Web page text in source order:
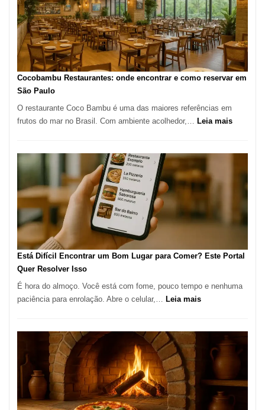
em
São
Paulo:
Um
Guia
Definitivo
para
Alta
Gastronomia
Cocobambu Restaurantes: onde encontrar e como reservar em
São Paulo
O restaurante Coco Bambu é uma das maiores referências em
frutos do mar no Brasil. Com ambiente acolhedor,…
Leia mais:
como
reservar
Paulo
Está Difícil Encontrar um Bom Lugar para Comer? Este Portal
Quer Resolver Isso
É hora do almoço. Você está com fome, pouco tempo e nenhuma
paciência para enrolação. Abre o celular,… Leia mais:
Encontrar
um
Lugar
Comer?